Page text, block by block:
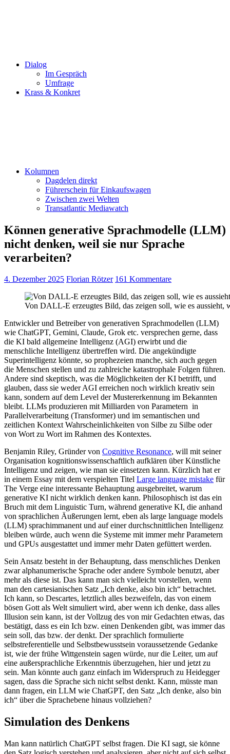
Dialog
Im Gespräch
Umfrage
Krass & Konkret
Kolumnen
Dagdelen direkt
Führerschein für Einkaufswagen
Zwischen zwei Welten
Transatlantic Mediawatch
Können generative Sprachmodelle (LLM)
nicht denken, weil sie nur Sprache
verarbeiten?
4. Dezember 2025 Florian Rötzer 161 Kommentare
Von DALL-E erzeugtes Bild, das zeigen soll, wie es aussieht,
Entwickler und Betreiber von generativen Sprachmodellen (LLM)
wie ChatGPT, Gemini, Claude, Grok etc. versprechen gerne, dass
die KI bald allgemeine Intelligenz (AGI) erwirbt und die
menschliche Intelligenz übertreffen wird. Die angekündigte
Superintelligenz könnte, so prophezeien manche, sich auch gegen
die Menschen stellen und zu zahlreiche katastrophale Folgen führen.
Andere sind skeptisch, was die Möglichkeiten der KI betrifft, und
glauben, dass sie weder AGI erreichen noch wirklich kreativ sein
kann, sondern auf dem Level der Mustererkennung im Bekannten
bleibt. LLMs produzieren mit Milliarden von Parametern in
Parallelverarbeitung (Transformer) und im semantischen und
zeitlichen Kontext Wahrscheinlichkeiten von Silbe zu Silbe oder
von Wort zu Wort im Rahmen des Kontextes.
Benjamin Riley, Gründer von Cognitive Resonance, will mit seiner
Organisation kognitionswissenschaftlich aufklären über Künstliche
Intelligenz und zeigen, wie man sie einsetzen kann. Kürzlich hat er
in einem Essay mit dem verspielten Titel Large language mistake für
The Verge eine interessante Behauptung ausgebreitet, warum
generative KI nicht wirklich denken kann. Philosophisch ist das ein
Bruch mit dem Linguistic Turn, während generative KI, die anhand
von sprachlichen Äußerungen lernt, eben als large language models
(LLM) sprachimmanent und auf einer durchschnittlichen Intelligenz
bleiben würde, auch wenn die Systeme mit immer mehr Parametern
und GPUs ausgestattet und immer mehr Daten gefüttert werden.
Sein Ansatz besteht in der Behauptung, dass menschliches Denken
zwar alphanumerische Sprache oder andere Symbole benutzt, aber
mehr als diese ist. Das kann man sich vielleicht vorstellen, wenn
man den cartesianischen Satz „Ich denke, also bin ich“ betrachtet.
Ich kann, so Descartes, letztlich alles bezweifeln, das von einem
bösen Gott als Welt simuliert wird, aber wenn ich denke, dass alles
Illusion sein kann, ist der Vollzug des von mir Gedachten etwas, das
bestätigt, dass es ein Ich bzw. einen Denkenden gibt, was immer das
sein soll, das bzw. der denkt. Der sprachlich formulierte
selbstreferentielle und Selbstbewusstsein voraussetzende Gedanke
ist, wie der frühe Wittgenstein sagen würde, nur die Leiter, um auf
eine außersprachliche Erkenntnis überzugehen, hier und jetzt zu
sein. Man könnte auch ganz einfach im Widerspruch zu Heidegger
sagen, dass die Sprache sich nicht selbst denkt. Kann, müsste man
dann fragen, ein LLM wie ChatGPT, den Satz „Ich denke, also bin
ich“ über die Sprachebene hinaus vollziehen?
Simulation des Denkens
Man kann natürlich ChatGPT selbst fragen. Die KI sagt, sie könne